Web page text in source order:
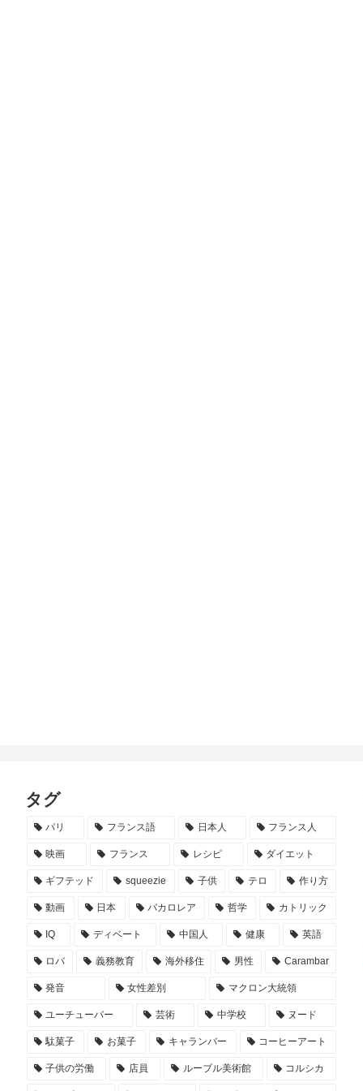
タグ
パリ フランス語 日本人 フランス人
映画 フランス レシピ ダイエット
ギフテッド squeezie 子供 テロ 作り方
動画 日本 バカロレア 哲学 カトリック
IQ ディベート 中国人 健康 英語
ロバ 義務教育 海外移住 男性 Carambar
発音 女性差別 マクロン大統領
ユーチューバー 芸術 中学校 ヌード
駄菓子 お菓子 キャランバー コーヒーアート
子供の労働 店員 ルーブル美術館 コルシカ